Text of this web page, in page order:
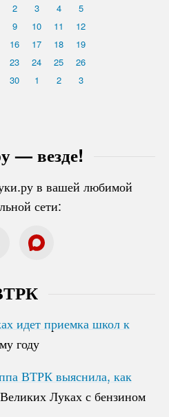
— везде!
в вашей любимой
сети:
2 3 4
5
9 10 11
12
16 17 18
19
23 24 25
26
30 1 2 3
идет приемка школ к
году
идет приемка школ к
году
ВТРК выяснила, как
Луках с бензином
ВТРК выяснила, как
Луках с бензином